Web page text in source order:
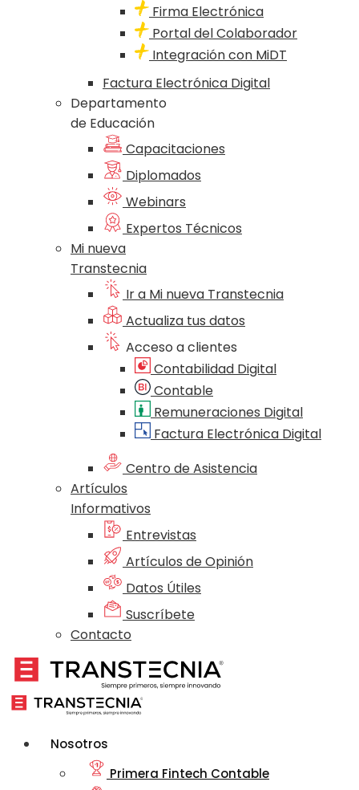
Firma Electrónica
Portal del Colaborador
Integración con MiDT
Factura Electrónica Digital
Departamento
de Educación
Capacitaciones
Diplomados
Webinars
Expertos Técnicos
Mi nueva
Transtecnia
Ir a Mi nueva Transtecnia
Actualiza tus datos
Acceso a clientes
Contabilidad Digital
Contable
Remuneraciones Digital
Factura Electrónica Digital
Centro de Asistencia
Artículos
Informativos
Entrevistas
Artículos de Opinión
Datos Útiles
Suscríbete
Contacto
Nosotros
Primera Fintech Contable